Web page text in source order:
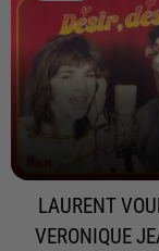
LAURENT
VERONIQUE